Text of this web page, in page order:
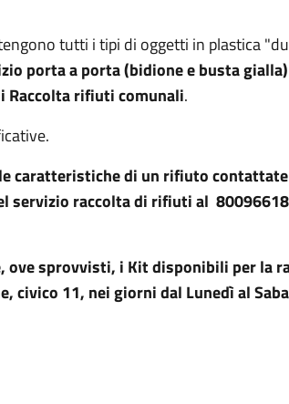
tutti i tipi di oggetti in plastica
porta a porta (bidione e busta
Raccolta rifiuti comunali.
caratteristiche di un rifiuto contattate
servizio raccolta di rifiuti al
ove sprovvisti, i Kit disponibili per la
civico 11, nei giorni dal Lunedì al